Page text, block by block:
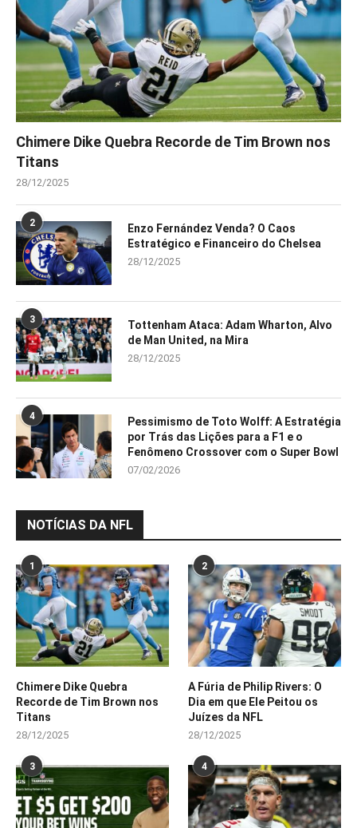
Chimere Dike Quebra Recorde de Tim Brown nos
Titans
28/12/2025
2
Enzo Fernández Venda? O Caos
Estratégico e Financeiro do Chelsea
28/12/2025
3
Tottenham Ataca: Adam Wharton, Alvo
de Man United, na Mira
28/12/2025
4
Pessimismo de Toto Wolff: A Estratégia
por Trás das Lições para a F1 e o
Fenômeno Crossover com o Super Bowl
07/02/2026
NOTÍCIAS DA NFL
1
Chimere Dike Quebra
Recorde de Tim Brown nos
Titans
28/12/2025
2
A Fúria de Philip Rivers: O
Dia em que Ele Peitou os
Juízes da NFL
28/12/2025
3 4